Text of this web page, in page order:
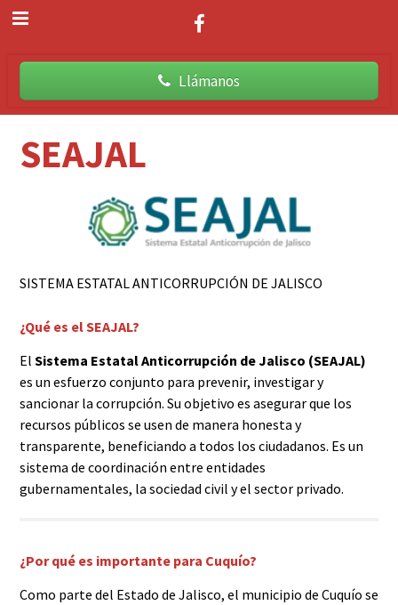
Llámanos
SEAJAL
SISTEMA ESTATAL ANTICORRUPCIÓN DE JALISCO
¿Qué es el SEAJAL?
El Sistema Estatal Anticorrupción de Jalisco (SEAJAL)
es un esfuerzo conjunto para prevenir, investigar y
sancionar la corrupción. Su objetivo es asegurar que los
recursos públicos se usen de manera honesta y
transparente, beneficiando a todos los ciudadanos. Es un
sistema de coordinación entre entidades
gubernamentales, la sociedad civil y el sector privado.
¿Por qué es importante para Cuquío?
Como parte del Estado de Jalisco, el municipio de Cuquío se